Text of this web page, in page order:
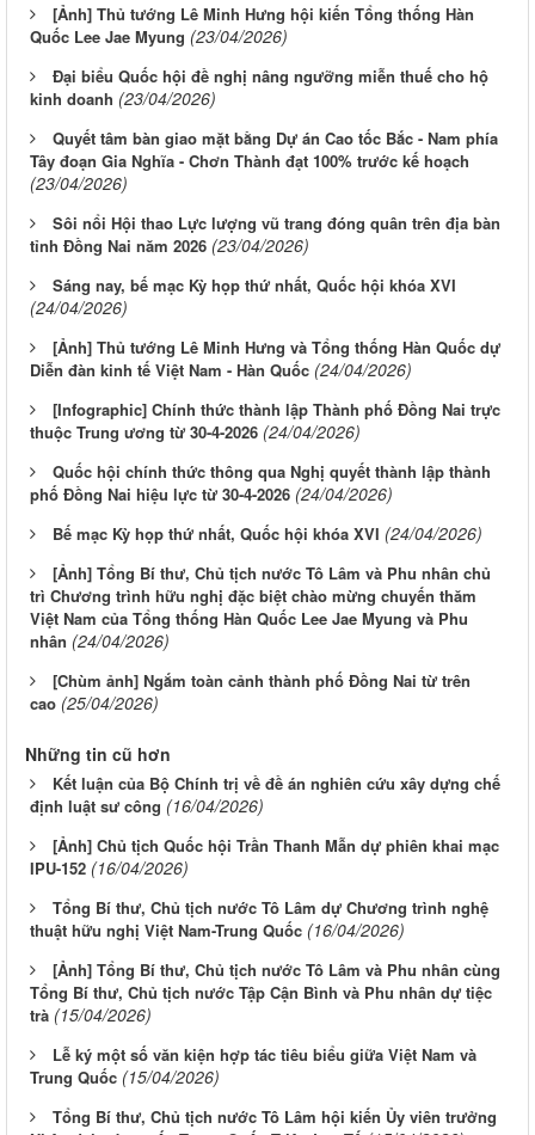
[Ảnh] Thủ tướng Lê Minh Hưng hội kiến Tổng thống Hàn
Quốc Lee Jae Myung (23/04/2026)
Đại biểu Quốc hội đề nghị nâng ngưỡng miễn thuế cho hộ
kinh doanh (23/04/2026)
Quyết tâm bàn giao mặt bằng Dự án Cao tốc Bắc - Nam phía
Tây đoạn Gia Nghĩa - Chơn Thành đạt 100% trước kế hoạch
(23/04/2026)
Sôi nổi Hội thao Lực lượng vũ trang đóng quân trên địa bàn
tỉnh Đồng Nai năm 2026 (23/04/2026)
Sáng nay, bế mạc Kỳ họp thứ nhất, Quốc hội khóa XVI
(24/04/2026)
[Ảnh] Thủ tướng Lê Minh Hưng và Tổng thống Hàn Quốc dự
Diễn đàn kinh tế Việt Nam - Hàn Quốc (24/04/2026)
[Infographic] Chính thức thành lập Thành phố Đồng Nai trực
thuộc Trung ương từ 30-4-2026 (24/04/2026)
Quốc hội chính thức thông qua Nghị quyết thành lập thành
phố Đồng Nai hiệu lực từ 30-4-2026 (24/04/2026)
Bế mạc Kỳ họp thứ nhất, Quốc hội khóa XVI (24/04/2026)
[Ảnh] Tổng Bí thư, Chủ tịch nước Tô Lâm và Phu nhân chủ
trì Chương trình hữu nghị đặc biệt chào mừng chuyến thăm
Việt Nam của Tổng thống Hàn Quốc Lee Jae Myung và Phu
nhân (24/04/2026)
[Chùm ảnh] Ngắm toàn cảnh thành phố Đồng Nai từ trên
cao (25/04/2026)
Những tin cũ hơn
Kết luận của Bộ Chính trị về đề án nghiên cứu xây dựng chế
định luật sư công (16/04/2026)
[Ảnh] Chủ tịch Quốc hội Trần Thanh Mẫn dự phiên khai mạc
IPU-152 (16/04/2026)
Tổng Bí thư, Chủ tịch nước Tô Lâm dự Chương trình nghệ
thuật hữu nghị Việt Nam-Trung Quốc (16/04/2026)
[Ảnh] Tổng Bí thư, Chủ tịch nước Tô Lâm và Phu nhân cùng
Tổng Bí thư, Chủ tịch nước Tập Cận Bình và Phu nhân dự tiệc
trà (15/04/2026)
Lễ ký một số văn kiện hợp tác tiêu biểu giữa Việt Nam và
Trung Quốc (15/04/2026)
Tổng Bí thư, Chủ tịch nước Tô Lâm hội kiến Ủy viên trưởng